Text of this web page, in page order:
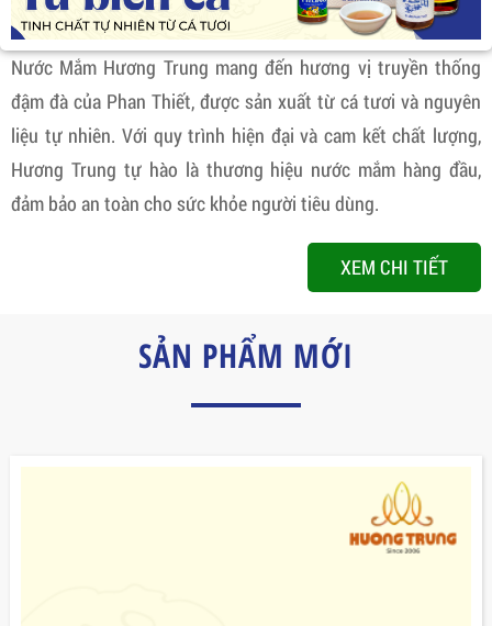
Nước Mắm Hương Trung mang đến hương vị truyền thống
đậm đà của Phan Thiết, được sản xuất từ cá tươi và nguyên
liệu tự nhiên. Với quy trình hiện đại và cam kết chất lượng,
Hương Trung tự hào là thương hiệu nước mắm hàng đầu,
đảm bảo an toàn cho sức khỏe người tiêu dùng.
XEM CHI TIẾT
SẢN PHẨM MỚI